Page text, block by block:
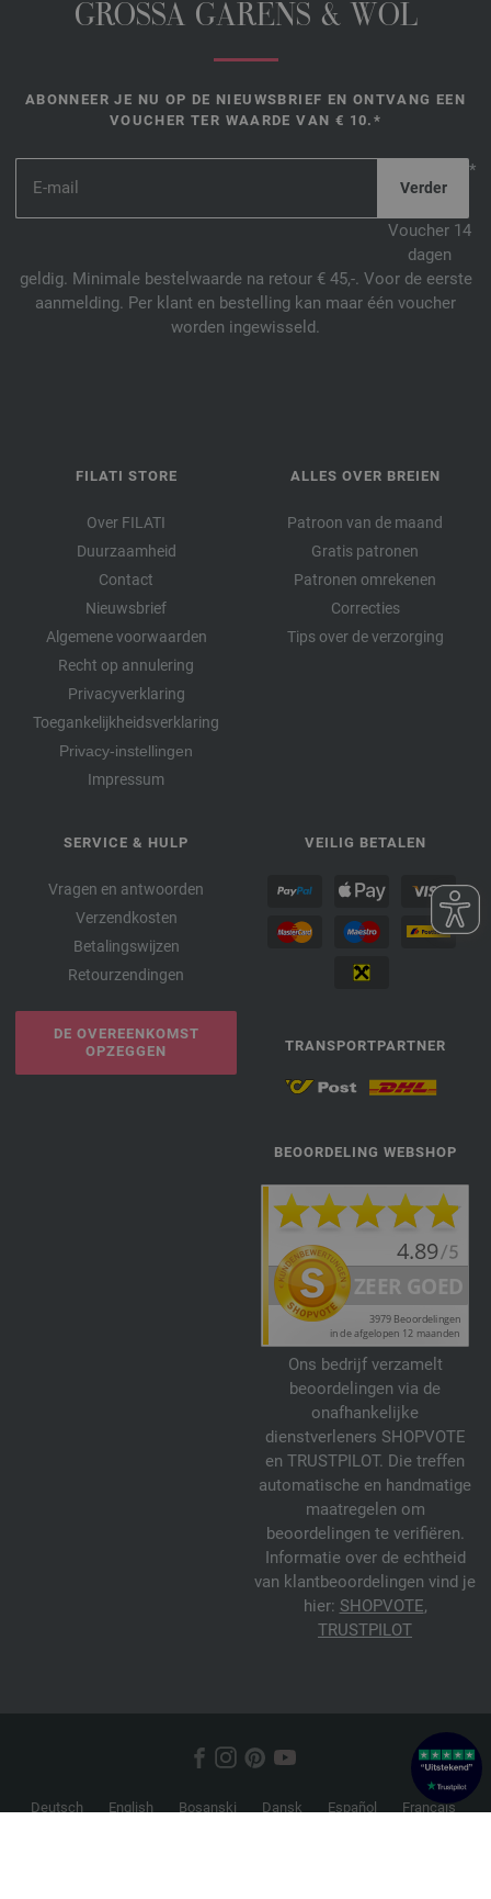
GROSSA GARENS & WOL
ABONNEER JE NU OP DE NIEUWSBRIEF EN ONTVANG EEN
VOUCHER TER WAARDE VAN € 10.*
*
Voucher 14
dagen
geldig. Minimale bestelwaarde na retour € 45,-. Voor de eerste
aanmelding. Per klant en bestelling kan maar één voucher
worden ingewisseld.
FILATI STORE
Over FILATI
Duurzaamheid
Contact
Nieuwsbrief
Algemene voorwaarden
Recht op annulering
Privacyverklaring
Toegankelijkheidsverklaring
Privacy-instellingen
Impressum
ALLES OVER BREIEN
Patroon van de maand
Gratis patronen
Patronen omrekenen
Correcties
Tips over de verzorging
SERVICE & HULP
Vragen en antwoorden
Verzendkosten
Betalingswijzen
Retourzendingen
DE OVEREENKOMST
OPZEGGEN
VEILIG BETALEN
TRANSPORTPARTNER
BEOORDELING WEBSHOP
Ons bedrijf verzamelt
beoordelingen via de
onafhankelijke
dienstverleners SHOPVOTE
en TRUSTPILOT. Die treffen
automatische en handmatige
maatregelen om
beoordelingen te verifiëren.
Informatie over de echtheid
van klantbeoordelingen vind je
hier: SHOPVOTE,
TRUSTPILOT
Deutsch English Bosanski Dansk Español
Français